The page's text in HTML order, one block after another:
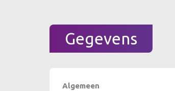
Gegevens
Algemeen